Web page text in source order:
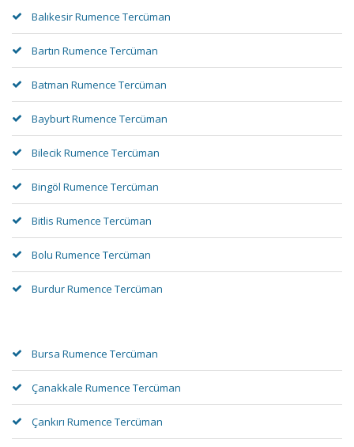
Balıkesir Rumence Tercüman
Bartın Rumence Tercüman
Batman Rumence Tercüman
Bayburt Rumence Tercüman
Bilecik Rumence Tercüman
Bingöl Rumence Tercüman
Bitlis Rumence Tercüman
Bolu Rumence Tercüman
Burdur Rumence Tercüman
Bursa Rumence Tercüman
Çanakkale Rumence Tercüman
Çankırı Rumence Tercüman